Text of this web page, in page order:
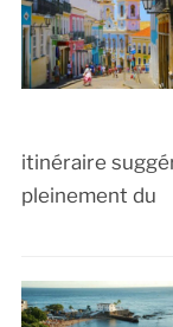
itinéraire
pleinement du